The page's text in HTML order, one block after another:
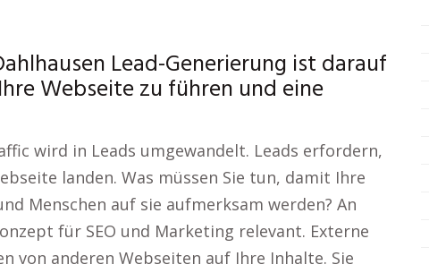
Lead-Generierung ist darauf
Webseite zu führen und eine
wird in Leads umgewandelt. Leads erfordern,
landen. Was müssen Sie tun, damit Ihre
Menschen auf sie aufmerksam werden? An
für SEO und Marketing relevant. Externe
von anderen Webseiten auf Ihre Inhalte. Sie